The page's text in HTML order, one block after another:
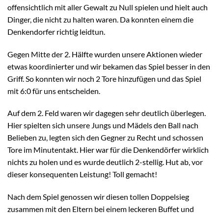
offensichtlich mit aller Gewalt zu Null spielen und hielt auch
Dinger, die nicht zu halten waren. Da konnten einem die
Denkendorfer richtig leidtun.
Gegen Mitte der 2. Hälfte wurden unsere Aktionen wieder
etwas koordinierter und wir bekamen das Spiel besser in den
Griff. So konnten wir noch 2 Tore hinzufügen und das Spiel
mit 6:0 für uns entscheiden.
Auf dem 2. Feld waren wir dagegen sehr deutlich überlegen.
Hier spielten sich unsere Jungs und Mädels den Ball nach
Belieben zu, legten sich den Gegner zu Recht und schossen
Tore im Minutentakt. Hier war für die Denkendörfer wirklich
nichts zu holen und es wurde deutlich 2-stellig. Hut ab, vor
dieser konsequenten Leistung! Toll gemacht!
Nach dem Spiel genossen wir diesen tollen Doppelsieg
zusammen mit den Eltern bei einem leckeren Buffet und